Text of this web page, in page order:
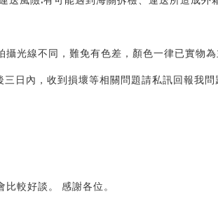
攝光線不同，難免有色差，顏色一律已實物
日內，收到損壞等相關問題請私訊回報我問
較好談。 感謝各位。